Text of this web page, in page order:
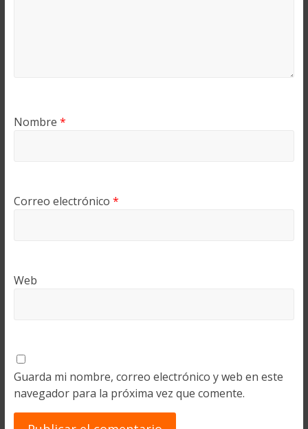
Nombre *
Correo electrónico *
Web
Guarda mi nombre, correo electrónico y web en este
navegador para la próxima vez que comente.